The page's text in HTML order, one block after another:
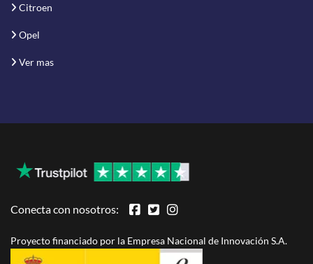
Citroen
Opel
Ver mas
Conecta con nosotros:
Proyecto financiado por la Empresa Nacional de Innovación S.A.